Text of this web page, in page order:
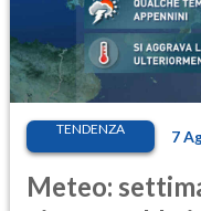
TENDENZA 7
Meteo: